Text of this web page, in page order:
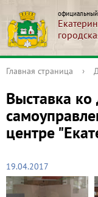
официальный
Главная страница ›
Выставка
центре
19.04.2017